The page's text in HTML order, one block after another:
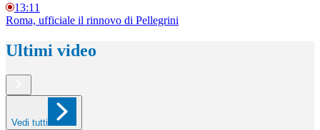
13:11
Roma, ufficiale il rinnovo di Pellegrini
Ultimi video
Vedi tutti